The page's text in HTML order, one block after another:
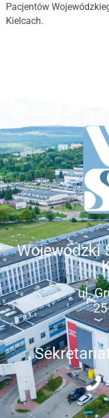
Pacjentów
Kielcach.
Wojewódzki
ul.